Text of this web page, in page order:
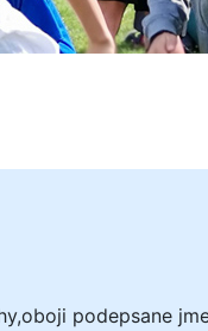
podepsane